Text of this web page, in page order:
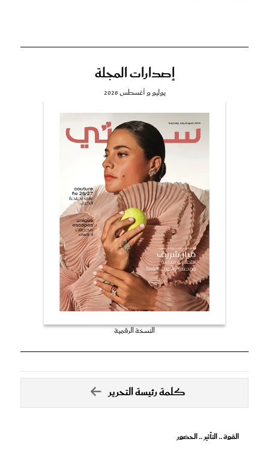
إصدارات المجلة
يوليو و أغسطس 2026
النسخة الرقمية
كلمة رئيسة التحرير
القوة .. التأثير .. الحضور